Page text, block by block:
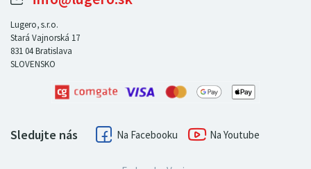
LUGERO Česká republika
LUGERO Maďarsko
LUGERO Rakousko
Lugero, s.r.o.
Stará Vajnorská 17
831 04Bratislava
SLOVENSKO
Sledujte nás Facebook Youtube